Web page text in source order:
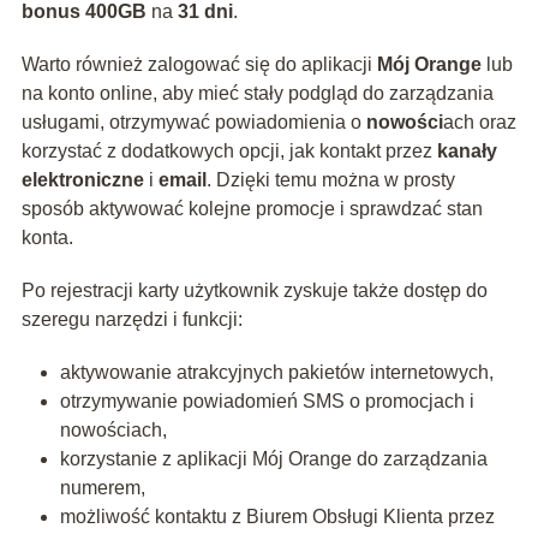
bonus 400GB na 31 dni.
Warto również zalogować się do aplikacji Mój Orangelub
na konto online, aby mieć stały podgląd do zarządzania
usługami, otrzymywać powiadomienia o nowościach oraz
korzystać z dodatkowych opcji, jak kontakt przez kanały
elektronicznei email . Dzięki temu można w prosty
sposób aktywować kolejne promocje i sprawdzać stan
konta.
Po rejestracji karty użytkownik zyskuje także dostęp do
szeregu narzędzi i funkcji:
aktywowanie atrakcyjnych pakietów internetowych,
otrzymywanie powiadomień SMS o promocjach i
nowościach,
korzystanie z aplikacji Mój Orange do zarządzania
numerem,
możliwość kontaktu z Biurem Obsługi Klienta przez